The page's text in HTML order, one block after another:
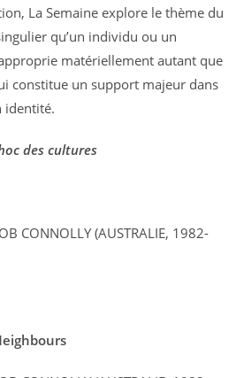
La Semaine explore le thème du
qu’un individu ou un
matériellement autant que
constitue un support majeur dans
identité.
des cultures
CONNOLLY (AUSTRALIE, 1982-